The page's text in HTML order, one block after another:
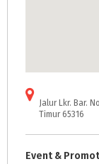
Jalur Lkr. Bar.
Timur 65316
Event &